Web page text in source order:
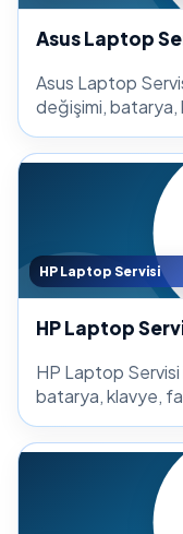
Asus Laptop
Asus Laptop
değişimi, batarya,
HP Laptop Servisi
HP Laptop
HP Laptop
batarya, klavye,